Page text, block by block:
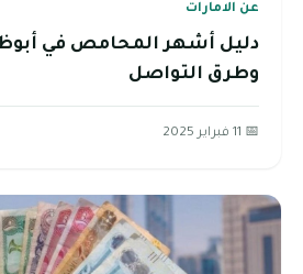
عن الامارات
دليل أشهر المحامص في
وطرق التواصل
📅 11 فبراير 2025